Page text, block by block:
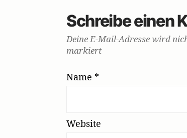
Schreibe einen
Deine E-Mail-Adresse wird
markiert
Name *
Website